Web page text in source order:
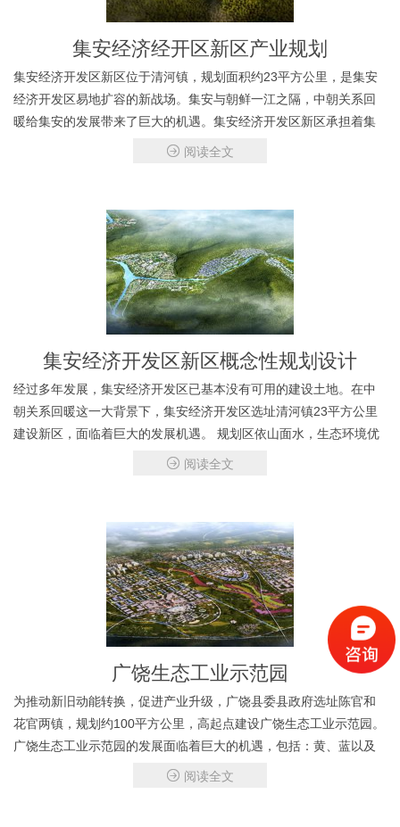
集安经济经开区新区产业规划
集安经济开发区新区位于清河镇，规划面积约23平方公里，是集安
经济开发区易地扩容的新战场。集安与朝鲜一江之隔，中朝关系回
暖给集安的发展带来了巨大的机遇。集安经济开发区新区承担着集
安加快对外开发、产业升级发展、城市功能提升、带动岭北地区发
阅读全文
集安经济开发区新区概念性规划设计
经过多年发展，集安经济开发区已基本没有可用的建设土地。在中
朝关系回暖这一大背景下，集安经济开发区选址清河镇23平方公里
建设新区，面临着巨大的发展机遇。 规划区依山面水，生态环境优
美。但从规划设计角度看，主要存在地块狭长、
阅读全文
广饶生态工业示范园
为推动新旧动能转换，促进产业升级，广饶县委县政府选址陈官和
花官两镇，规划约100平方公里，高起点建设广饶生态工业示范园。
广饶生态工业示范园的发展面临着巨大的机遇，包括：黄、蓝以及
京津冀三大国家战略、区域产业结构转型升级、新兴产业市场需求
阅读全文